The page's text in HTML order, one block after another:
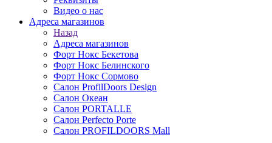
Видео о нас
Адреса магазинов
Назад
Адреса магазинов
Форт Нокс Бекетова
Форт Нокс Белинского
Форт Нокс Сормово
Салон ProfilDoors Design
Салон Океан
Салон PORTALLE
Салон Perfecto Portе
Салон PROFILDOORS Mall